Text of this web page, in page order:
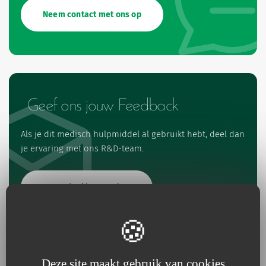
Neem contact met ons op
Geef ons jouw Feedback
Als je dit medisch hulpmiddel al gebruikt hebt, deel dan
je ervaring met ons R&D-team.
Beoordeel het product